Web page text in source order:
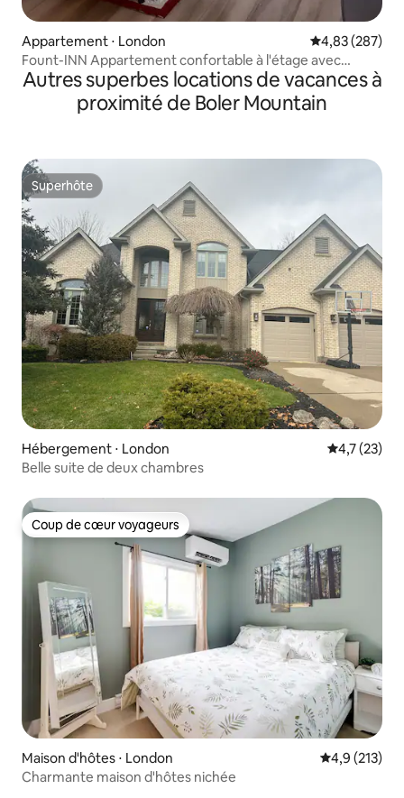
Appartement ⋅ London Évaluation
4,83 (287)
Fount-INN Appartement confortable à l'étage avec
2 chambres, cuisine et terrasse
Autres superbes locations de vacances à
proximité de Boler Mountain
Superhôte
Superhôte
Hébergement ⋅ London Évaluation
4,7 (23)
Belle suite de deux chambres
Coup de cœur voyageurs
Coup de cœur voyageurs
Maison d'hôtes ⋅ London Évaluation
4,9 (213)
Charmante maison d'hôtes nichée